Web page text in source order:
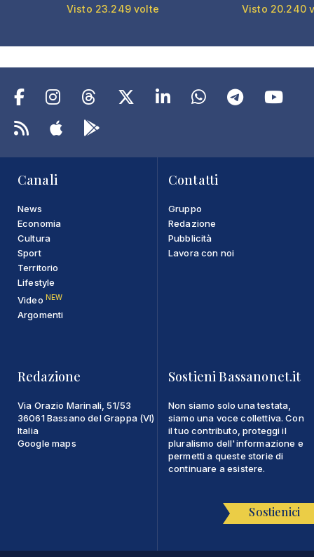
Visto 23.249 volte Visto 20.240
Canali
News
Economia
Cultura
Sport
Territorio
Lifestyle
Video NEW
Argomenti
Contatti
Gruppo
Redazione
Pubblicità
Lavora con noi
Redazione
Via Orazio Marinali, 51/53
36061 Bassano del Grappa (VI)
Italia
Google maps
Sostieni Bassanonet.it
Non siamo solo una testata,
siamo una voce collettiva. Con
il tuo contributo, proteggi il
pluralismo dell'informazione e
permetti a queste storie di
continuare a esistere.
Sostienici